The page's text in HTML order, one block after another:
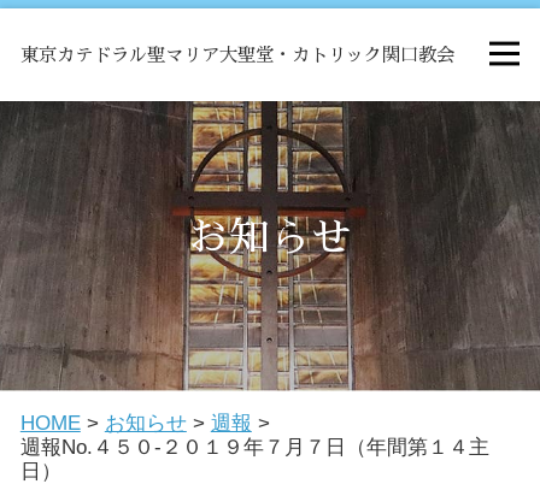
東京カテドラル聖マリア大聖堂・カトリック関口教会
HOME
ミサ
お知らせ
関口教会について
教会学校・中高生会
お知らせ
HOME> お知らせ> 週報 >
週報No.４５０-２０１９年７月７日（年間第１４主
日）